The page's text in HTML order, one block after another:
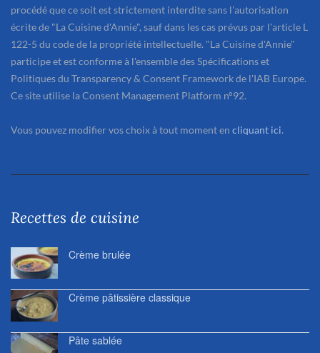
procédé que ce soit est strictement interdite sans l'autorisation
écrite de "La Cuisine d'Annie", sauf dans les cas prévus par l'article L
122-5 du code de la propriété intellectuelle. "La Cuisine d'Annie"
participe et est conforme à l'ensemble des Spécifications et
Politiques du Transparency & Consent Framework de l'IAB Europe.
Ce site utilise la Consent Management Platform n°92.
Vous pouvez modifier vos choix à tout moment en cliquant ici.
Recettes de cuisine
Crème brulée
Crème pâtissière classique
Pâte sablée